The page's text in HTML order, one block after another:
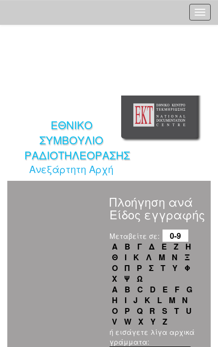
ΕΘΝΙΚΟ
ΣΥΜΒΟΥΛΙΟ
ΡΑΔΙΟΤΗΛΕΟΡΑΣΗΣ
Ανεξάρτητη Αρχή
Πλοήγηση ανά
Είδος εγγραφής
Μεταβείτε σε:
0-9
Α
Β Γ Δ Ε Ζ
Η
Θ
Ι Κ Λ Μ Ν
Ξ
Ο
Π Ρ Σ Τ Υ
Φ
Χ
Ψ
Ω
A
B C D E F
G
H
I J K L M
N
O
P Q R S T
U
V
W X Y Z
ή εισάγετε λίγα αρχικά
γράμματα: